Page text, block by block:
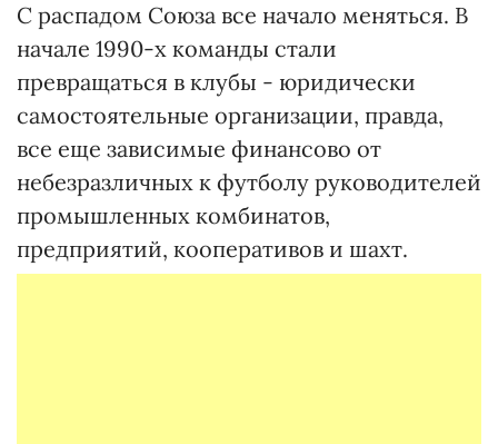
С распадом Союза все начало меняться. В
начале 1990-х команды стали
превращаться в клубы - юридически
самостоятельные организации, правда,
все еще зависимые финансово от
небезразличных к футболу руководителей
промышленных комбинатов,
предприятий, кооперативов и шахт.